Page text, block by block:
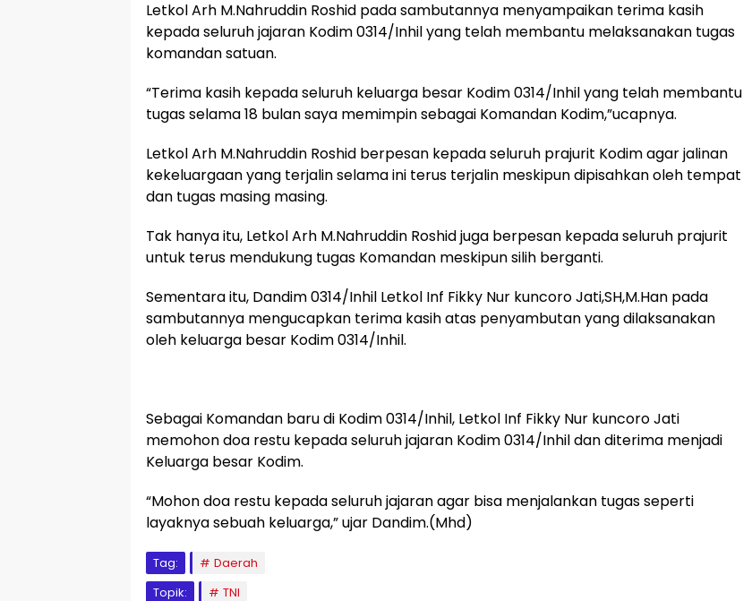
Letkol Arh M.Nahruddin Roshid pada sambutannya menyampaikan terima kasih
kepada seluruh jajaran Kodim 0314/Inhil yang telah membantu melaksanakan tugas
komandan satuan.
“Terima kasih kepada seluruh keluarga besar Kodim 0314/Inhil yang telah membantu
tugas selama 18 bulan saya memimpin sebagai Komandan Kodim,”ucapnya.
Letkol Arh M.Nahruddin Roshid berpesan kepada seluruh prajurit Kodim agar jalinan
kekeluargaan yang terjalin selama ini terus terjalin meskipun dipisahkan oleh tempat
dan tugas masing masing.
Tak hanya itu, Letkol Arh M.Nahruddin Roshid juga berpesan kepada seluruh prajurit
untuk terus mendukung tugas Komandan meskipun silih berganti.
Sementara itu, Dandim 0314/Inhil Letkol Inf Fikky Nur kuncoro Jati,SH,M.Han pada
sambutannya mengucapkan terima kasih atas penyambutan yang dilaksanakan
oleh keluarga besar Kodim 0314/Inhil.
Sebagai Komandan baru di Kodim 0314/Inhil, Letkol Inf Fikky Nur kuncoro Jati
memohon doa restu kepada seluruh jajaran Kodim 0314/Inhil dan diterima menjadi
Keluarga besar Kodim.
“Mohon doa restu kepada seluruh jajaran agar bisa menjalankan tugas seperti
layaknya sebuah keluarga,” ujar Dandim.(Mhd)
Tag:
Daerah
Topik:
TNI